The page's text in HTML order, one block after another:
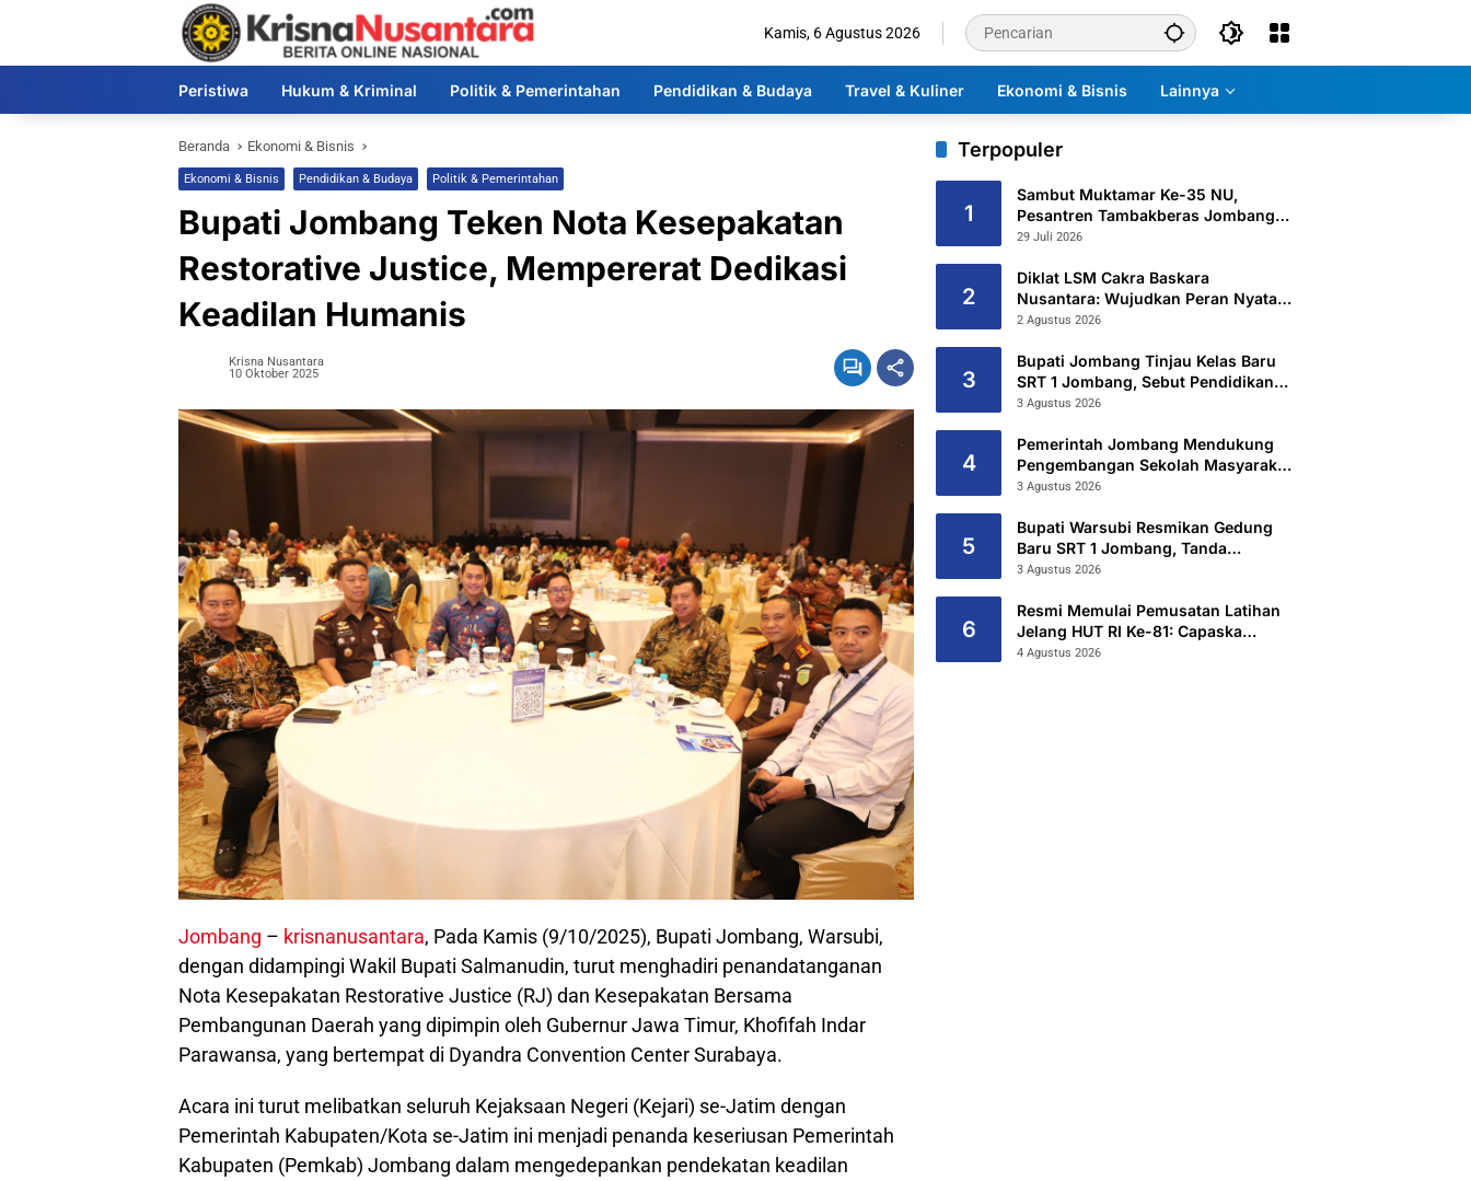
Kamis, 6 Agustus 2026
Peristiwa Hukum & Kriminal Politik & Pemerintahan Pendidikan & Budaya Travel & Kuliner Ekonomi & Bisnis Lainnya
Beranda Ekonomi & Bisnis
Ekonomi & Bisnis Pendidikan & Budaya Politik & Pemerintahan
Bupati Jombang Teken Nota Kesepakatan
Restorative Justice, Mempererat Dedikasi
Keadilan Humanis
Krisna Nusantara
10 Oktober 2025
Jombang – krisnanusantara, Pada Kamis (9/10/2025), Bupati Jombang, Warsubi,
dengan didampingi Wakil Bupati Salmanudin, turut menghadiri penandatanganan
Nota Kesepakatan Restorative Justice (RJ) dan Kesepakatan Bersama
Pembangunan Daerah yang dipimpin oleh Gubernur Jawa Timur, Khofifah Indar
Parawansa, yang bertempat di Dyandra Convention Center Surabaya.
Acara ini turut melibatkan seluruh Kejaksaan Negeri (Kejari) se-Jatim dengan
Pemerintah Kabupaten/Kota se-Jatim ini menjadi penanda keseriusan Pemerintah
Kabupaten (Pemkab) Jombang dalam mengedepankan pendekatan keadilan
Terpopuler
1
Sambut Muktamar Ke-35 NU,
Pesantren Tambakberas Jombang
Petakan 26 Titik Layanan Utama
29 Juli 2026
2
Diklat LSM Cakra Baskara
Nusantara: Wujudkan Peran Nyata
untuk Masyarakat
2 Agustus 2026
3
Bupati Jombang Tinjau Kelas Baru
SRT 1 Jombang, Sebut Pendidikan
Gratis Beri Harapan Baru
3 Agustus 2026
4
Pemerintah Jombang Mendukung
Pengembangan Sekolah Masyarakat
Yang Kurang Mampu Hingga
Rakyat Terintegritas 1 Jombang
3 Agustus 2026
5
Bupati Warsubi Resmikan Gedung
Baru SRT 1 Jombang, Tanda
Dimulainya MPLS Tahun Ajaran
3 Agustus 2026
6
Resmi Memulai Pemusatan Latihan
Jelang HUT RI Ke-81: Capaska
Jombang 2026 “Mahesa Rakta
4 Agustus 2026